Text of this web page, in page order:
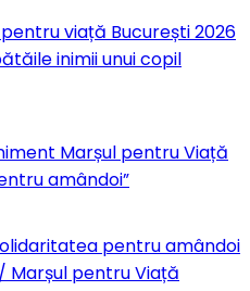
viață București 2026
inimii unui copil
Marșul pentru Viață
amândoi”
pentru amândoi
Marșul pentru Viață